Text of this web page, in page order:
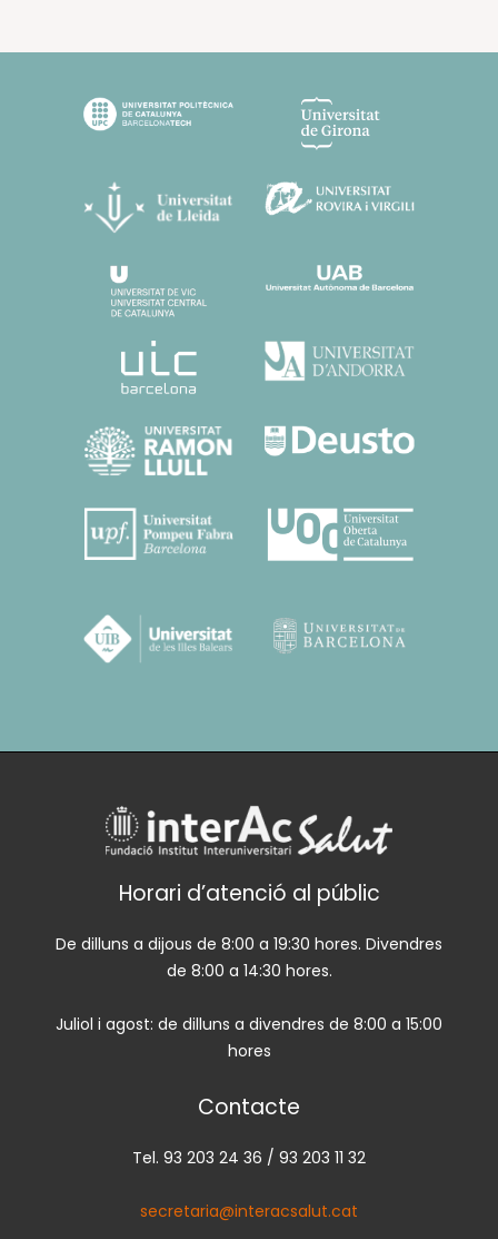
Horari d’atenció al públic
De dilluns a dijous de 8:00 a 19:30 hores. Divendres
de 8:00 a 14:30 hores.
Juliol i agost: de dilluns a divendres de 8:00 a 15:00
hores
Contacte
Tel. 93 203 24 36 / 93 203 11 32
secretaria@interacsalut.cat